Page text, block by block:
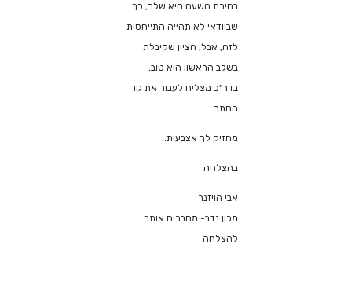
בחירת השעה היא שלך, כך
שבוודאי לא תהייה התייחסות
לזה, אבל, הציון שקיבלת
בשלב הראשון הוא טוב,
בדר"כ מצליח לעבור את קו
החתך.
מחזיק לך אצבעות.
בהצלחה
אבי הויזנר
מכון נדב- מחברים אותך
להצלחה